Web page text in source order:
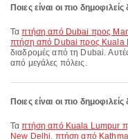
Ποιες είναι οι πιο
Ταπτήση από Dubai προς
πτήση από Dubai προς Kuala
διαδρομές από τη Dubai.
από μεγάλες πόλεις.
Ποιες είναι οι πιο
Ταπτήση από Kuala Lumpur
New Delhi, πτήση από